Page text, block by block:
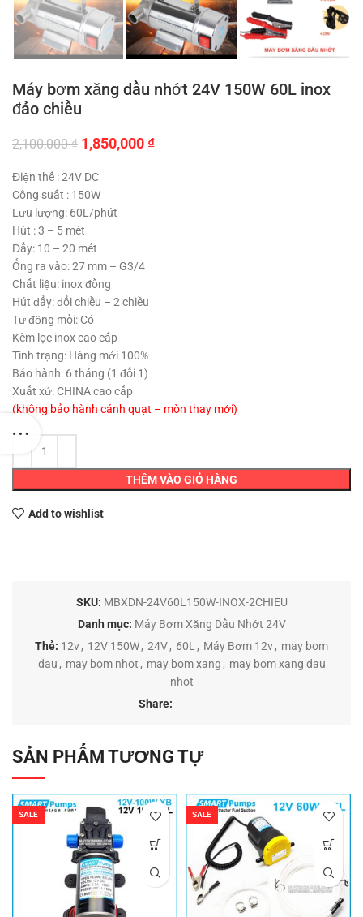
Máy bơm xăng dầu nhớt 24V 150W 60L inox
đảo chiều
2,100,000₫ Giá
là:
2,100,000 ₫.
1,850,000 ₫Giá
Điện thế : 24V DC
Công suất : 150W
Lưu lượng: 60L/phút
Hút : 3 – 5 mét
Đẩy: 10 – 20 mét
Ống ra vào: 27 mm – G3/4
Chất liệu: inox đồng
Hút đẩy: đổi chiều – 2 chiều
Tự động mồi: Có
Kèm lọc inox cao cấp
Tình trạng: Hàng mới 100%
Bảo hành: 6 tháng (1 đổi 1)
Xuất xứ: CHINA cao cấp
(không bảo hành cánh quạt – mòn thay mới)
THÊM VÀO GIỎ HÀNG
Add to wishlist
SKU: MBXDN-24V60L150W-INOX-2CHIEU
Danh mục: Máy Bơm Xăng Dầu Nhớt 24V
Thẻ: 12v, 12V 150W, 24V, 60L, Máy Bơm 12v, may bom
dau , may bom nhot , may bom xang , may bom xang dau
nhot
Share:
SẢN PHẨM TƯƠNG TỰ
SALE SALE